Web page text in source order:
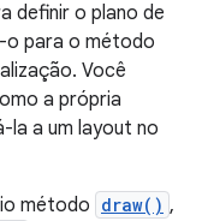
definir o plano de
o para o método
Você
a própria
la a um layout no
método draw() ,